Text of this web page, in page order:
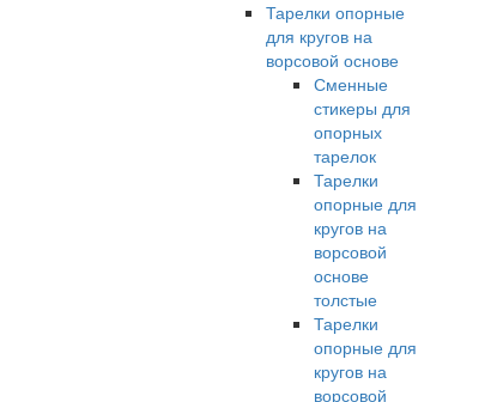
Тарелки опорные
для кругов на
ворсовой основе
Сменные
стикеры для
опорных
тарелок
Тарелки
опорные для
кругов на
ворсовой
основе
толстые
Тарелки
опорные для
кругов на
ворсовой